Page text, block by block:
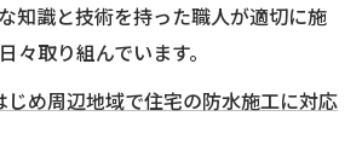
知識と技術を持った職人が適切に施
々取り組んでいます。
じめ周辺地域で住宅の防水施工に対応